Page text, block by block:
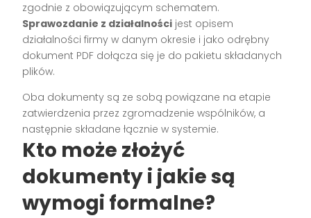
zgodnie z obowiązującym schematem.
Sprawozdanie z działalności jest opisem
działalności firmy w danym okresie i jako odrębny
dokument PDF dołącza się je do pakietu składanych
plików.
Oba dokumenty są ze sobą powiązane na etapie
zatwierdzenia przez zgromadzenie wspólników, a
następnie składane łącznie w systemie.
Kto może złożyć
dokumenty i jakie są
wymogi formalne?